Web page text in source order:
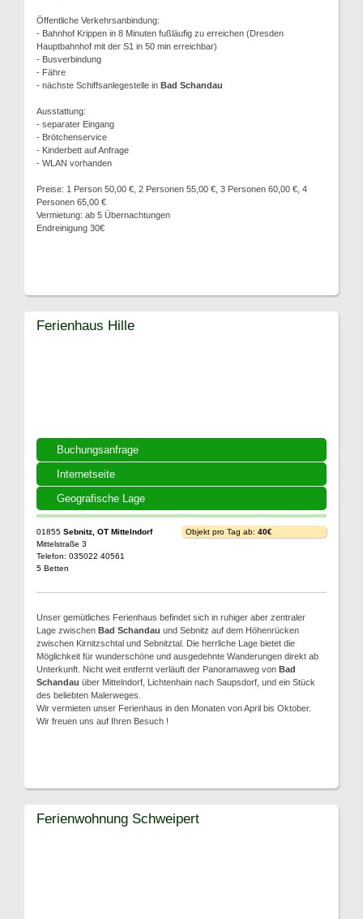
Öffentliche Verkehrsanbindung:
- Bahnhof Krippen in 8 Minuten fußläufig zu erreichen (Dresden
Hauptbahnhof mit der S1 in 50 min erreichbar)
- Busverbindung
- Fähre
- nächste Schiffsanlegestelle in Bad Schandau
Ausstattung:
- separater Eingang
- Brötchenservice
- Kinderbett auf Anfrage
- WLAN vorhanden
Preise: 1 Person 50,00 €, 2 Personen 55,00 €, 3 Personen 60,00 €, 4
Personen 65,00 €
Vermietung: ab 5 Übernachtungen
Endreinigung 30€
Buchungsanfrage
Internetseite
Geografische Lage
Ferienhaus Hille
01855 Sebnitz, OT Mittelndorf
Mittelstraße 3
Telefon: 035022 40561
5 Betten
Objekt pro Tag ab: 40€
Unser gemütliches Ferienhaus befindet sich in ruhiger aber zentraler
Lage zwischen Bad Schandau und Sebnitz auf dem Höhenrücken
zwischen Kirnitzschtal und Sebnitztal. Die herrliche Lage bietet die
Möglichkeit für wunderschöne und ausgedehnte Wanderungen direkt ab
Unterkunft. Nicht weit entfernt verläuft der Panoramaweg von Bad
Schandau über Mittelndorf, Lichtenhain nach Saupsdorf, und ein Stück
des beliebten Malerweges.
Wir vermieten unser Ferienhaus in den Monaten von April bis Oktober.
Wir freuen uns auf Ihren Besuch !
Ferienwohnung Schweipert